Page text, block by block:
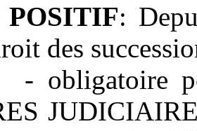
:
des
- obligatoire